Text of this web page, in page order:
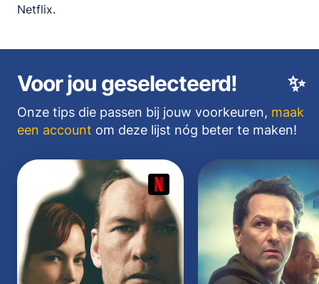
Netflix.
✨
Voor jou geselecteerd!
Onze tips die passen bij jouw voorkeuren, maak
een account om deze lijst nóg beter te maken!